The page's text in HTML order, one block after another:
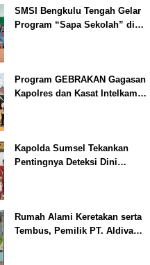
SMSI Bengkulu Tengah Gelar
Program “Sapa Sekolah” di
Program GEBRAKAN Gagasan
Kapolres dan Kasat Intelkam
Kapolda Sumsel Tekankan
Pentingnya Deteksi Dini
Rumah Alami Keretakan serta
Tembus, Pemilik PT. Aldiva